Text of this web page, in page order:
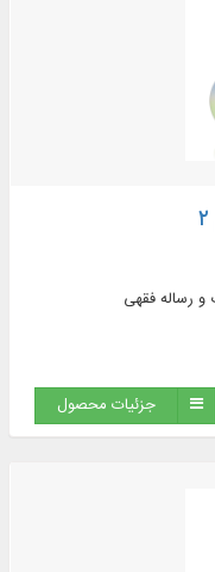
جزئیات محصول